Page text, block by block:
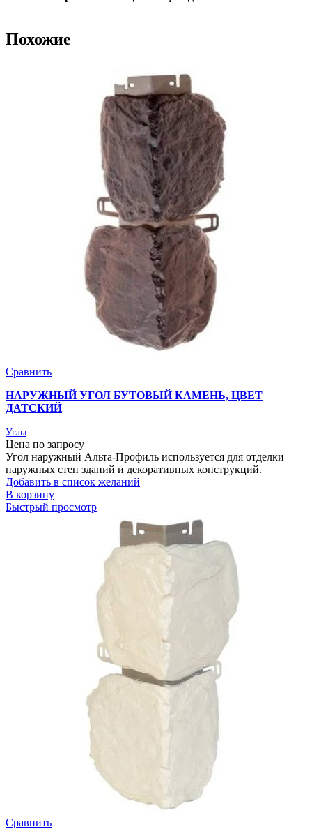
Похожие
Сравнить
НАРУЖНЫЙ УГОЛ БУТОВЫЙ КАМЕНЬ, ЦВЕТ
ДАТСКИЙ
Углы
Цена по запросу
Угол наружный Альта-Профиль используется для отделки
наружных стен зданий и декоративных конструкций.
Добавить в список желаний
В корзину
Быстрый просмотр
Сравнить